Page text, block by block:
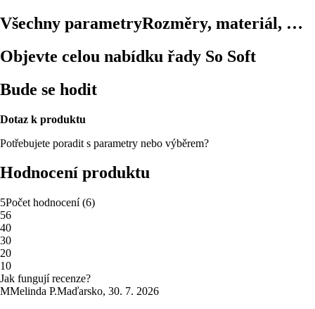
Všechny parametryRozměry, materiál, …
Objevte celou nabídku řady So Soft
Bude se hodit
Dotaz k produktu
Potřebujete poradit s parametry nebo výběrem?
Hodnocení produktu
5Počet hodnocení(6)
56
40
30
20
10
Jak fungují recenze?
MMelinda P.Maďarsko, 30. 7. 2026